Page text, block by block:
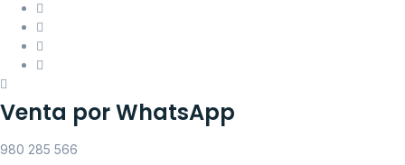
Venta por WhatsApp
980 285 566